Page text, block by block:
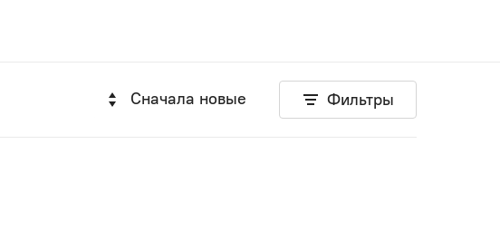
Сначала новые Фильтры